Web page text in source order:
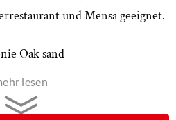
und Mensa geeignet.
Oak sand
Originalmuster farbverbindlich
lesen